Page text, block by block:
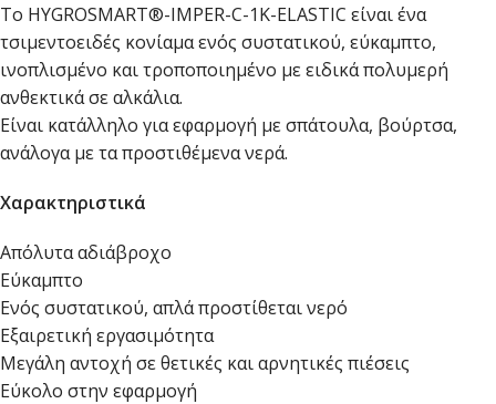
Το HYGROSMART®-IMPER-C-1K-ELASTIC είναι ένα
τσιμεντοειδές κονίαμα ενός συστατικού, εύκαμπτο,
ινοπλισμένο και τροποποιημένο με ειδικά πολυμερή
ανθεκτικά σε αλκάλια.
Είναι κατάλληλο για εφαρμογή με σπάτουλα, βούρτσα,
ανάλογα με τα προστιθέμενα νερά.
Χαρακτηριστικά
Απόλυτα αδιάβροχο
Εύκαμπτο
Ενός συστατικού, απλά προστίθεται νερό
Εξαιρετική εργασιμότητα
Μεγάλη αντοχή σε θετικές και αρνητικές πιέσεις
Εύκολο στην εφαρμογή